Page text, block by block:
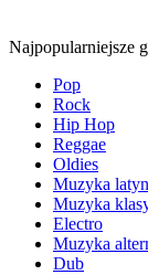
Najpopularniejsze
Pop
Rock
Hip Hop
Reggae
Oldies
Muzyka
Muzyka
Electro
Muzyka
Dub